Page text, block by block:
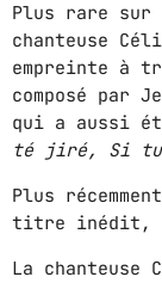
UPCOMING
Plus rare sur
chanteuse
empreinte à
composé par
qui a aussi
té jiré, Si tu
Plus
titre inédit,
La